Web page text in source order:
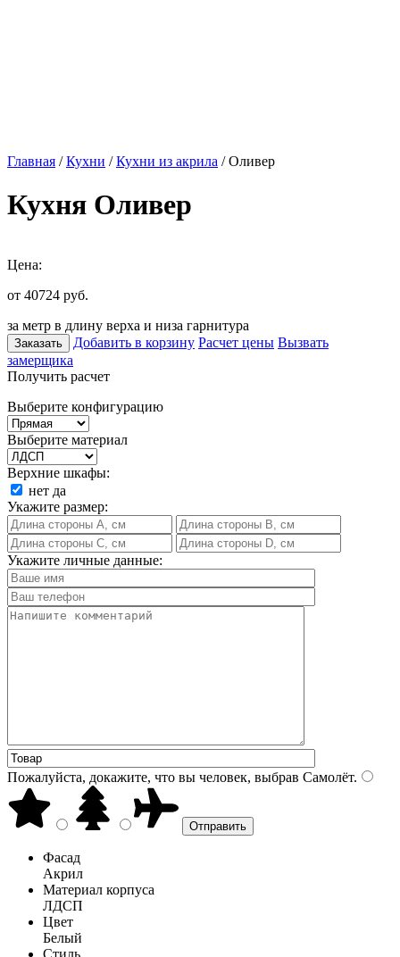
Главная /Кухни /Кухни из акрила / Оливер
Кухня Оливер
Цена:
от 40724 руб.
за метр в длину верха и низа гарнитура
Заказать Добавить в корзину Расчет цены Вызвать
замерщика
Получить расчет
Выберите конфигурацию
Выберите материал
Верхние шкафы:
нет да
Укажите размер:
Укажите личные данные:
Пожалуйста, докажите, что вы человек, выбрав Самолёт.
Фасад
Акрил
Материал корпуса
ЛДСП
Цвет
Белый
Стиль